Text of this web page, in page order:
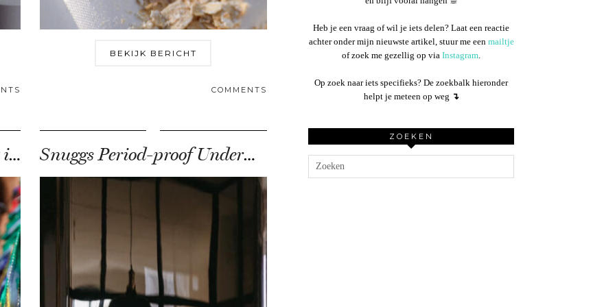
BEKIJK BERICHT
COMMENTS
Bultjes op bovenarmen, wat is dat toch? Snuggs Period-proof Underwear
Heb je een vraag of wil je iets delen? Laat een reactie
achter onder mijn nieuwste artikel, stuur me een mailtje
of zoek me gezellig op via Instagram.
Op zoek naar iets specifieks? De zoekbalk hieronder
helpt je meteen op weg ↴
ZOEKEN